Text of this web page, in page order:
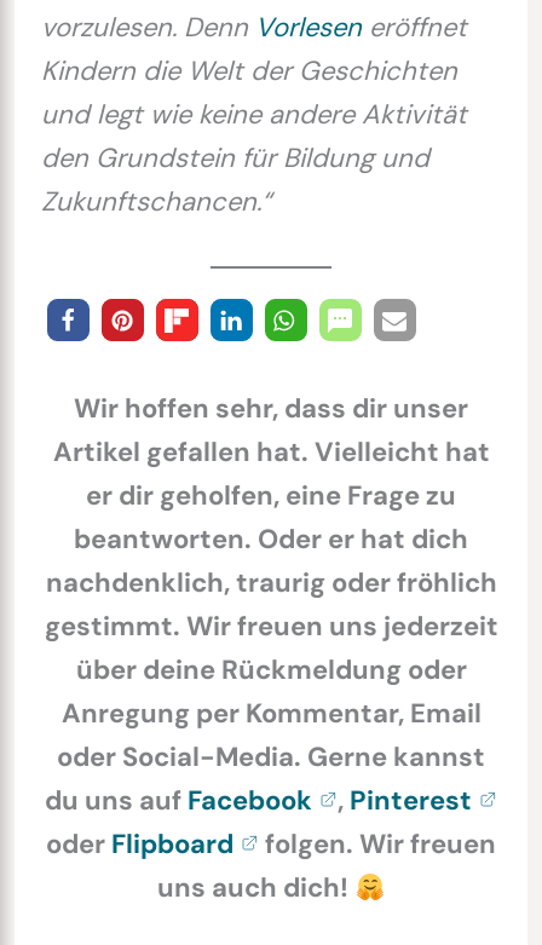
vorzulesen. Denn Vorleseneröffnet
Kindern die Welt der Geschichten
und legt wie keine andere Aktivität
den Grundstein für Bildung und
Zukunftschancen.“
Wir hoffen sehr, dass dir unser
Artikel gefallen hat. Vielleicht hat
er dir geholfen, eine Frage zu
beantworten. Oder er hat dich
nachdenklich, traurig oder fröhlich
gestimmt. Wir freuen uns jederzeit
über deine Rückmeldung oder
Anregung per Kommentar, Email
oder Social-Media. Gerne kannst
du uns auf Facebook , Pinterest
oder Flipboard
folgen. Wir freuen
uns auch dich!